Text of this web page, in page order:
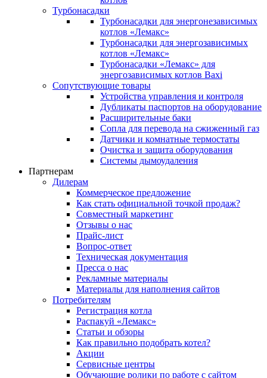
Турбонасадки
Турбонасадки для энергонезависимых
котлов «Лемакс»
Турбонасадки для энергозависимых
котлов «Лемакс»
Турбонасадки «Лемакс» для
энергозависимых котлов Baxi
Сопутствующие товары
Устройства управления и контроля
Дубликаты паспортов на оборудование
Расширительные баки
Сопла для перевода на сжиженный газ
Датчики и комнатные термостаты
Очистка и защита оборудования
Системы дымоудаления
Партнерам
Дилерам
Коммерческое предложение
Как стать официальной точкой продаж?
Совместный маркетинг
Отзывы о нас
Прайс-лист
Вопрос-ответ
Техническая документация
Пресса о нас
Рекламные материалы
Материалы для наполнения сайтов
Потребителям
Регистрация котла
Распакуй «Лемакс»
Статьи и обзоры
Как правильно подобрать котел?
Акции
Сервисные центры
Обучающие ролики по работе с сайтом